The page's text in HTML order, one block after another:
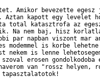
Amikor bevezette
Aztan kapott egy levelet
total katasztrofa az
Na nem baj, hisz
par napban viszont mar
modemmel is korbe
nekem is lenne
erosen gondolkodoba
van "rossz helyen,
tapasztalatotok!